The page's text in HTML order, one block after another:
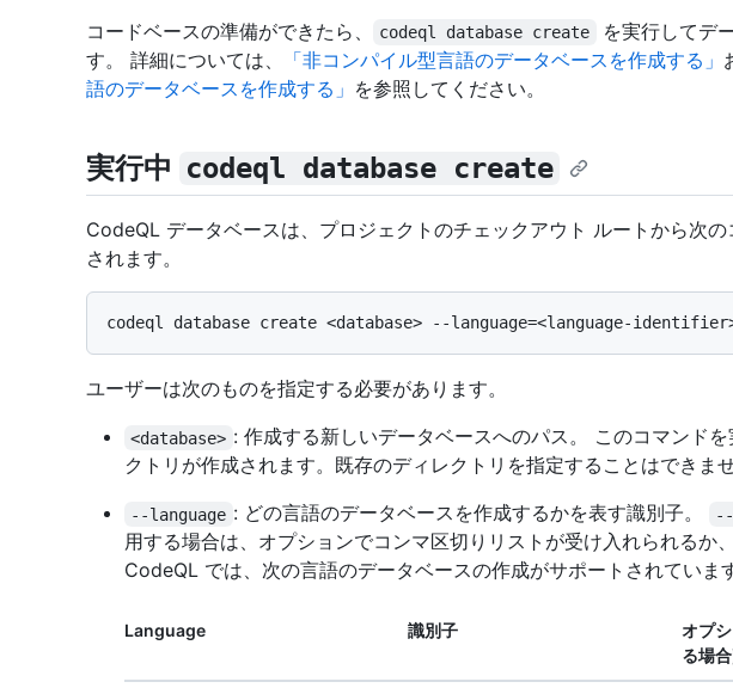
コードベースの準備ができたら、
codeql database create
を実行してデ
す。 詳細については、
「非コンパイル型言語のデータベースを作成する」
語のデータベースを作成する」 を参照してください。
実行中 codeql database create
CodeQL データベースは、プロジェクトのチェックアウト ルートから次
されます。
ユーザーは次のものを指定する必要があります。
<database> : 作成する新しいデータベースへのパス。 このコマンド
クトリが作成されます。既存のディレクトリを指定することはできませ
--language : どの言語のデータベースを作成するかを表す識別子。
用する場合は、オプションでコンマ区切りリストが受け入れられるか
CodeQL では、次の言語のデータベースの作成がサポートされています
Language 識別子
オプ
る場